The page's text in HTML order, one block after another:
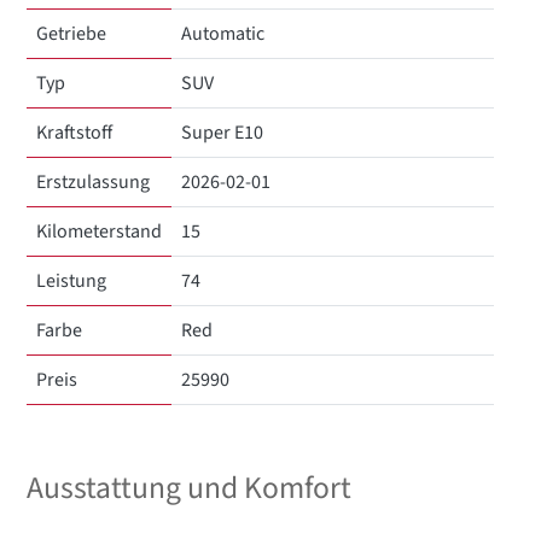
Getriebe
Automatic
Typ
SUV
Kraftstoff
Super E10
Erstzulassung
2026-02-01
Kilometerstand
15
Leistung
74
Farbe
Red
Preis
25990
Ausstattung und Komfort